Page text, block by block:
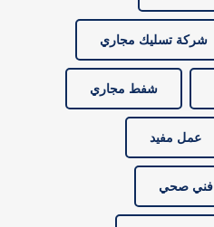
شركة تسليك مجاري
شفط مجاري
عمل مفيد
فني صحي